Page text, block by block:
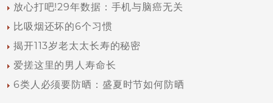
放心打吧!29年数据：手机与脑癌无关
比吸烟还坏的6个习惯
揭开113岁老太太长寿的秘密
爱搓这里的男人寿命长
6类人必须要防晒：盛夏时节如何防晒